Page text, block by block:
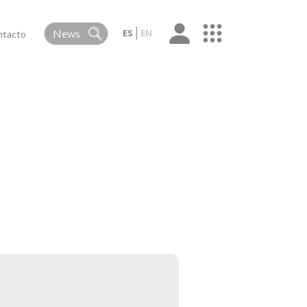
ES EN